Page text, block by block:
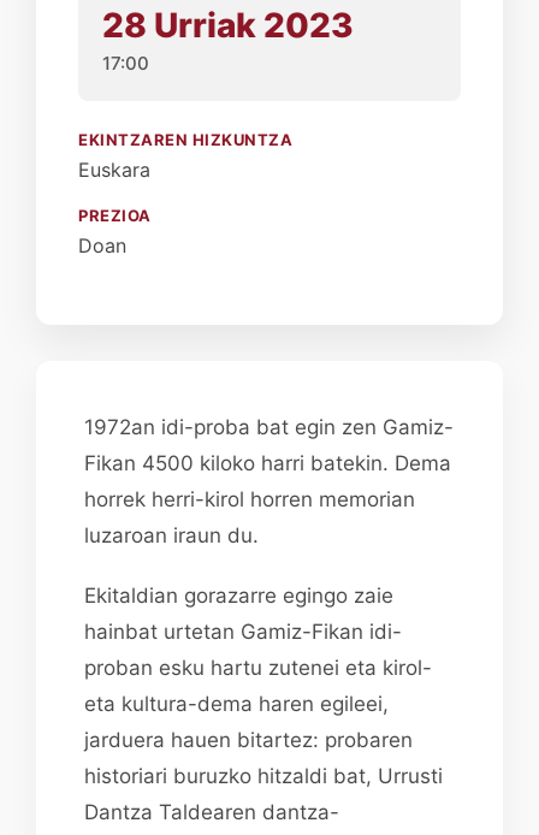
1972an idi-proba bat egin zen Gamiz-
Fikan 4500 kiloko harri batekin. Dema
horrek herri-kirol horren memorian
luzaroan iraun du.
Ekitaldian gorazarre egingo zaie
hainbat urtetan Gamiz-Fikan idi-
proban esku hartu zutenei eta kirol-
eta kultura-dema haren egileei,
jarduera hauen bitartez: probaren
historiari buruzko hitzaldi bat, Urrusti
Dantza Taldearen dantza-
28 Urriak 2023
17:00
EKINTZAREN HIZKUNTZA
Euskara
PREZIOA
Doan